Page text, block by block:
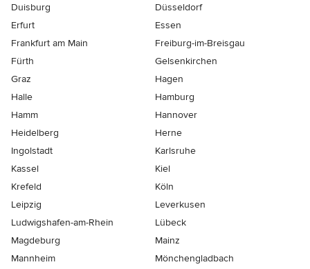
Duisburg
Düsseldorf
Erfurt
Essen
Frankfurt am Main
Freiburg-im-Breisgau
Fürth
Gelsenkirchen
Graz
Hagen
Halle
Hamburg
Hamm
Hannover
Heidelberg
Herne
Ingolstadt
Karlsruhe
Kassel
Kiel
Krefeld
Köln
Leipzig
Leverkusen
Ludwigshafen-am-Rhein
Lübeck
Magdeburg
Mainz
Mannheim
Mönchen­gladbach